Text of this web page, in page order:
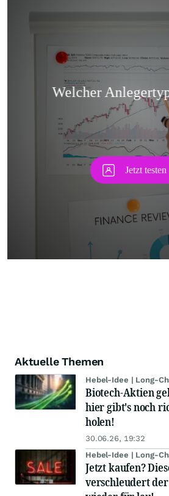
Aktuelle Themen
Hebel-Idee | Long-
Biotech-Aktien
hier gibt's noch
holen!
30.06.26, 19:32
Hebel-Idee | Long-
Jetzt kaufen?
verschleudert